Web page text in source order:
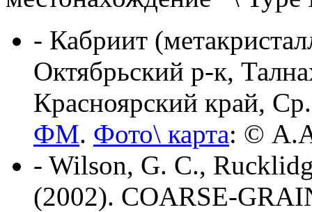
- Кабриит
Октябрьский р-к,
Красноярский край,
ФМ. Фото\ карта: ©
- Wilson, G. C.,
(2002). COARSE-